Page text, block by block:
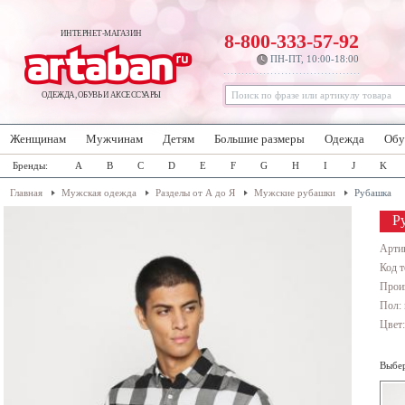
ИНТЕРНЕТ-МАГАЗИН
ОДЕЖДА, ОБУВЬ И АКСЕССУАРЫ
8-800-333-57-92
ПН-ПТ, 10:00-18:00
Женщинам Мужчинам Детям Большие размеры Одежда
Бренды: A B C D E F G H I J K
Главная Мужская одежда Разделы от А до Я Мужские рубашки Рубашка
Код
Пол: